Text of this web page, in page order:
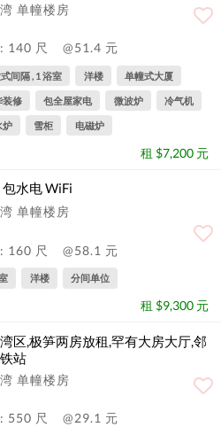
单幢楼房
140 尺
@51.4 元
间隔 , 1 浴室 洋楼 单幢式大厦
装修 包全屋家电 微波炉 冷气机
炉 雪柜 电磁炉
租 $7,200 元
包水电 WiFi
单幢楼房
160 尺
@58.1 元
洋楼 分间单位
租 $9,300 元
区,极笋两房放租,罕有大房大厅,邻
站
单幢楼房
550 尺
@29.1 元